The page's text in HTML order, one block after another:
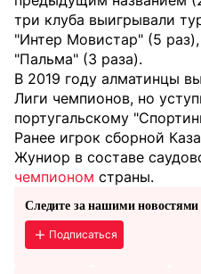
три клуба выигрывали
"Интер Мовистар" (5
"Пальма" (3 раза).
В 2019 году алматинцы
Лиги чемпионов, но
португальскому
Ранее игрок сборной
Жуниор в составе
чемпионом страны.
Следите за нашими новостями
Подписаться